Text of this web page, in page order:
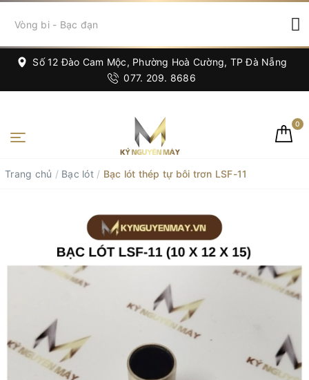
Số 12 Đào Cam Mộc, Phường Hoà Cường, TP Đà Nẵng
077. 209. 8686
0
Trang chủ / Bạc lót/ Bạc lót thép tự bôi trơn LSF-11